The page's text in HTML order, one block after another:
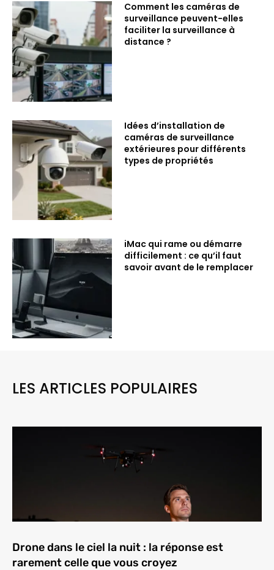
Comment les caméras de
surveillance peuvent-elles
faciliter la surveillance à
distance ?
Idées d’installation de
caméras de surveillance
extérieures pour différents
types de propriétés
iMac qui rame ou démarre
difficilement : ce qu’il faut
savoir avant de le remplacer
LES ARTICLES POPULAIRES
Drone dans le ciel la nuit : la réponse est
rarement celle que vous croyez